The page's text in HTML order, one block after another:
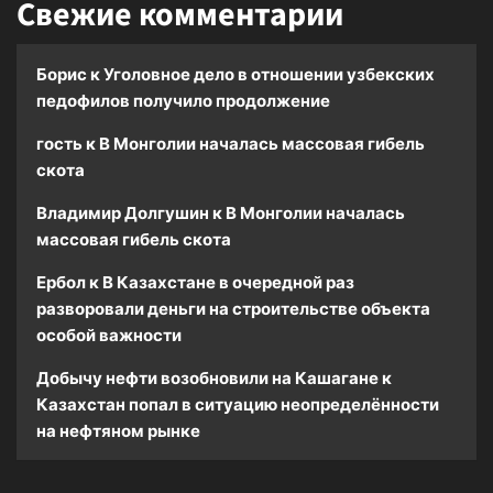
Свежие комментарии
Борис кУголовное дело в отношении узбекских
педофилов получило продолжение
гость к В Монголии началась массовая гибель
скота
Владимир Долгушин к В Монголии началась
массовая гибель скота
Ербол к В Казахстане в очередной раз
разворовали деньги на строительстве объекта
особой важности
Добычу нефти возобновили на Кашагане к
Казахстан попал в ситуацию неопределённости
на нефтяном рынке